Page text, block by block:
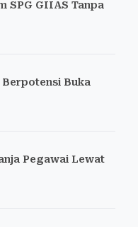
SPG GIIAS Tanpa
Buka
Pegawai Lewat